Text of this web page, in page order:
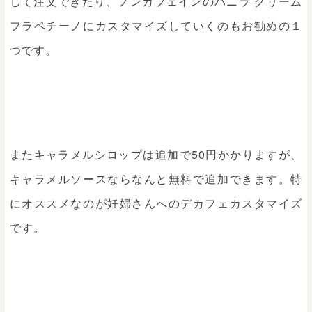
フラペチーノにカスタマイズしていくのもお勧めの１
つです。
またキャラメルシロップは追加で50円かかりますが、
キャラメルソースならなんと無料で追加できます。特
にオススメなのが妊婦さんへのデカフェカスタマイズ
です。